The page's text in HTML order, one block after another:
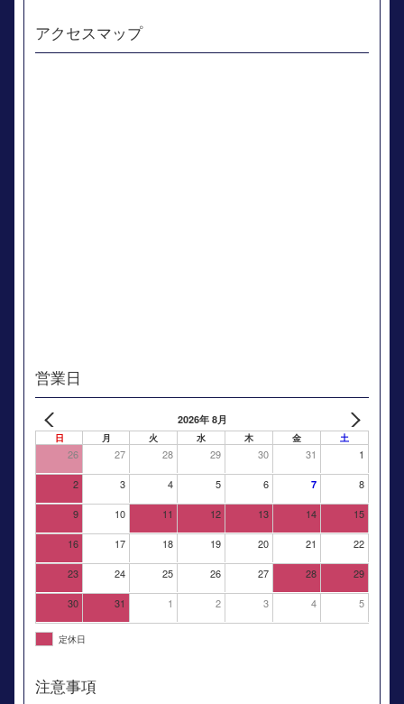
アクセスマップ
営業日
2026年 8月
日 月 火 水 木 金 土
26 27 28 29 30 31 1
2 3 4 5 6 7 8
9 10 11 12 13 14 15
16 17 18 19 20 21 22
23 24 25 26 27 28 29
30 31 1 2 3 4 5
定休日
注意事項